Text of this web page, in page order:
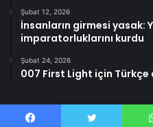
Şubat 12, 2026
İnsanların girmesi yasak:
imparatorluklarını kurdu
Şubat 24, 2026
007 First Light için Türkçe